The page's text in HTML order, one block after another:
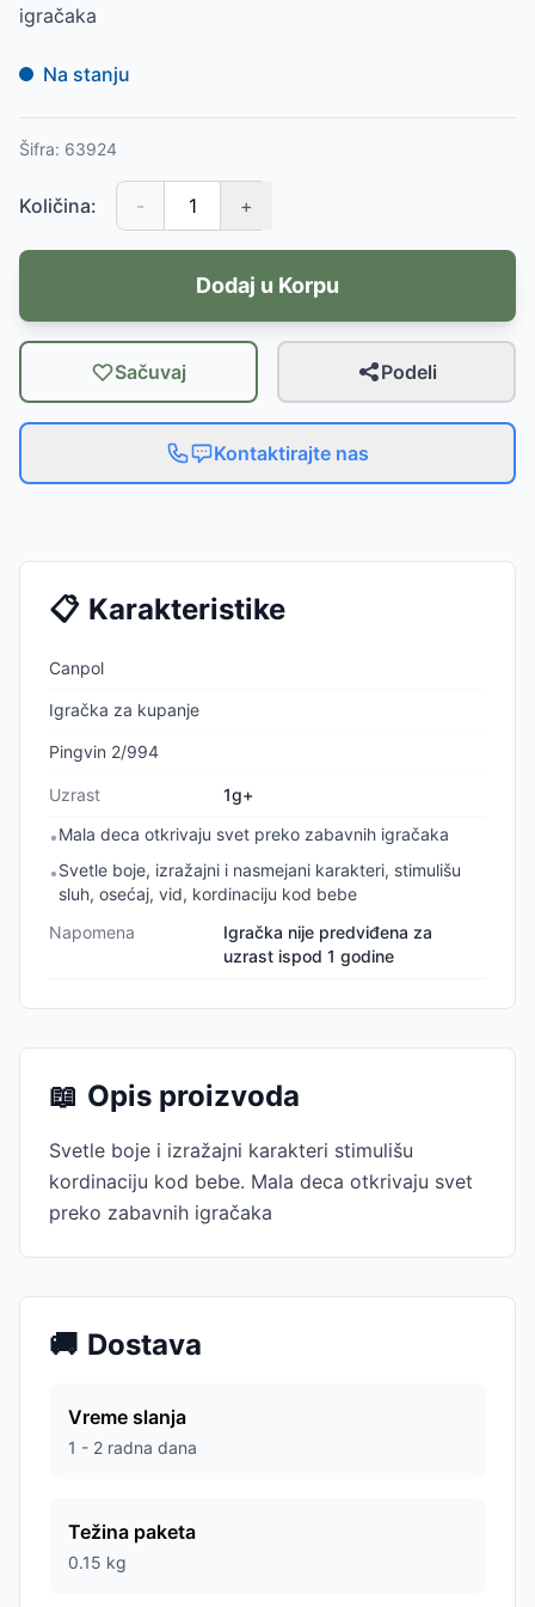
igračaka
Na stanju
Šifra: 63924
Količina: - +
Dodaj u Korpu
Sačuvaj Podeli
Kontaktirajte nas
📋 Karakteristike
Canpol
Igračka za kupanje
Pingvin 2/994
Uzrast 1g+
•Mala deca otkrivaju svet preko zabavnih igračaka
•Svetle boje, izražajni i nasmejani karakteri, stimulišu
sluh, osećaj, vid, kordinaciju kod bebe
Napomena
Igračka nije predviđena za
uzrast ispod 1 godine
📖 Opis proizvoda
Svetle boje i izražajni karakteri stimulišu
kordinaciju kod bebe. Mala deca otkrivaju svet
preko zabavnih igračaka
🚚 Dostava
Vreme slanja
1 - 2 radna dana
Težina paketa
0.15 kg